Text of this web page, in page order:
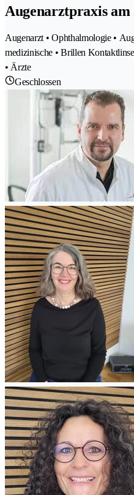
Augenarztpraxis am
Augenarzt • Ophthalmologie •
medizinische • Brillen
• Ärzte
Geschlossen